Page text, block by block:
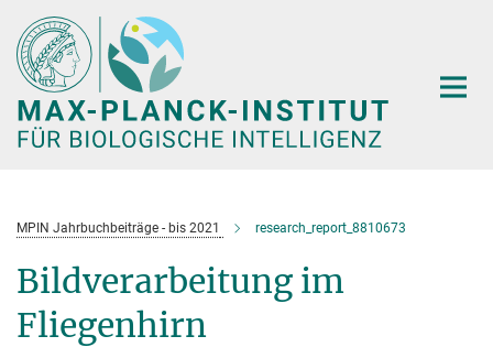
Hauptinhalt
MPIN Jahrbuchbeiträge - bis 2021 research_report_8810673
Bildverarbeitung im
Fliegenhirn